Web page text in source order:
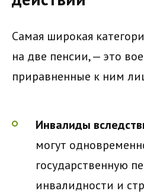
Самая широкая
на две пенсии, — это
приравненные к ним
Инвалиды
могут
государственную
инвалидности и